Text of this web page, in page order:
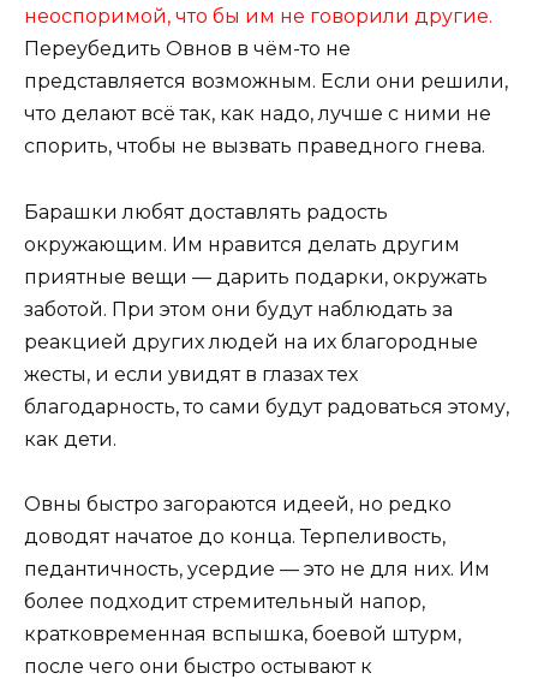
неоспоримой, что бы им не говорили другие.
Переубедить Овнов в чём-то не
представляется возможным. Если они решили,
что делают всё так, как надо, лучше с ними не
спорить, чтобы не вызвать праведного гнева.
Барашки любят доставлять радость
окружающим. Им нравится делать другим
приятные вещи — дарить подарки, окружать
заботой. При этом они будут наблюдать за
реакцией других людей на их благородные
жесты, и если увидят в глазах тех
благодарность, то сами будут радоваться этому,
как дети.
Овны быстро загораются идеей, но редко
доводят начатое до конца. Терпеливость,
педантичность, усердие — это не для них. Им
более подходит стремительный напор,
кратковременная вспышка, боевой штурм,
после чего они быстро остывают к